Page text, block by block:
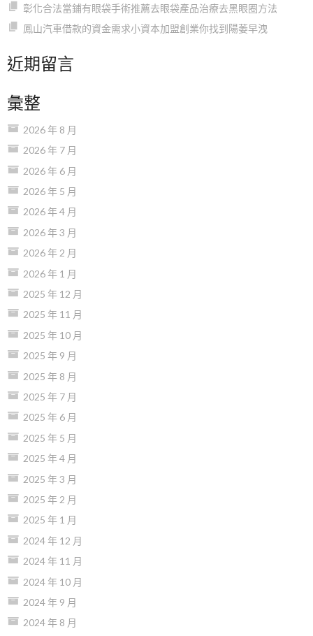
彰化合法當鋪有眼袋手術推薦去眼袋產品治療去黑眼圈方法
鳳山汽車借款的資金需求小資本加盟創業你找到陽萎早洩
近期留言
彙整
2026 年 8 月
2026 年 7 月
2026 年 6 月
2026 年 5 月
2026 年 4 月
2026 年 3 月
2026 年 2 月
2026 年 1 月
2025 年 12 月
2025 年 11 月
2025 年 10 月
2025 年 9 月
2025 年 8 月
2025 年 7 月
2025 年 6 月
2025 年 5 月
2025 年 4 月
2025 年 3 月
2025 年 2 月
2025 年 1 月
2024 年 12 月
2024 年 11 月
2024 年 10 月
2024 年 9 月
2024 年 8 月